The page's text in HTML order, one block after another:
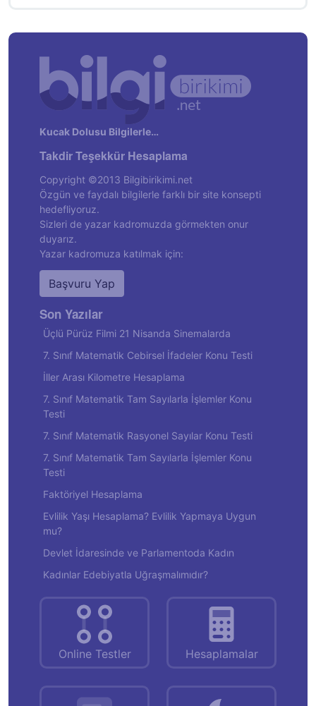
Kucak Dolusu Bilgilerle…
Takdir Teşekkür Hesaplama
Copyright ©2013 Bilgibirikimi.net
Özgün ve faydalı bilgilerle farklı bir site konsepti
hedefliyoruz.
Sizleri de yazar kadromuzda görmekten onur
duyarız.
Yazar kadromuza katılmak için:
Başvuru Yap
Son Yazılar
Üçlü Pürüz Filmi 21 Nisanda Sinemalarda
7. Sınıf Matematik Cebirsel İfadeler Konu Testi
İller Arası Kilometre Hesaplama
7. Sınıf Matematik Tam Sayılarla İşlemler Konu
Testi
7. Sınıf Matematik Rasyonel Sayılar Konu Testi
7. Sınıf Matematik Tam Sayılarla İşlemler Konu
Testi
Faktöriyel Hesaplama
Evlilik Yaşı Hesaplama? Evlilik Yapmaya Uygun
mu?
Devlet İdaresinde ve Parlamentoda Kadın
Kadınlar Edebiyatla Uğraşmalımıdır?
Online Testler Hesaplamalar